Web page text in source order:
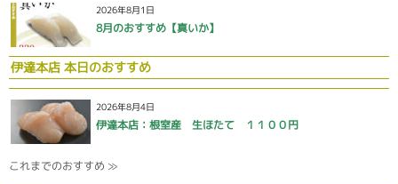
2026年8月1日
8月のおすすめ【真いか】
伊達本店 本日のおすすめ
2026年8月4日
伊達本店：根室産 生ほたて １１００円
これまでのおすすめ ≫